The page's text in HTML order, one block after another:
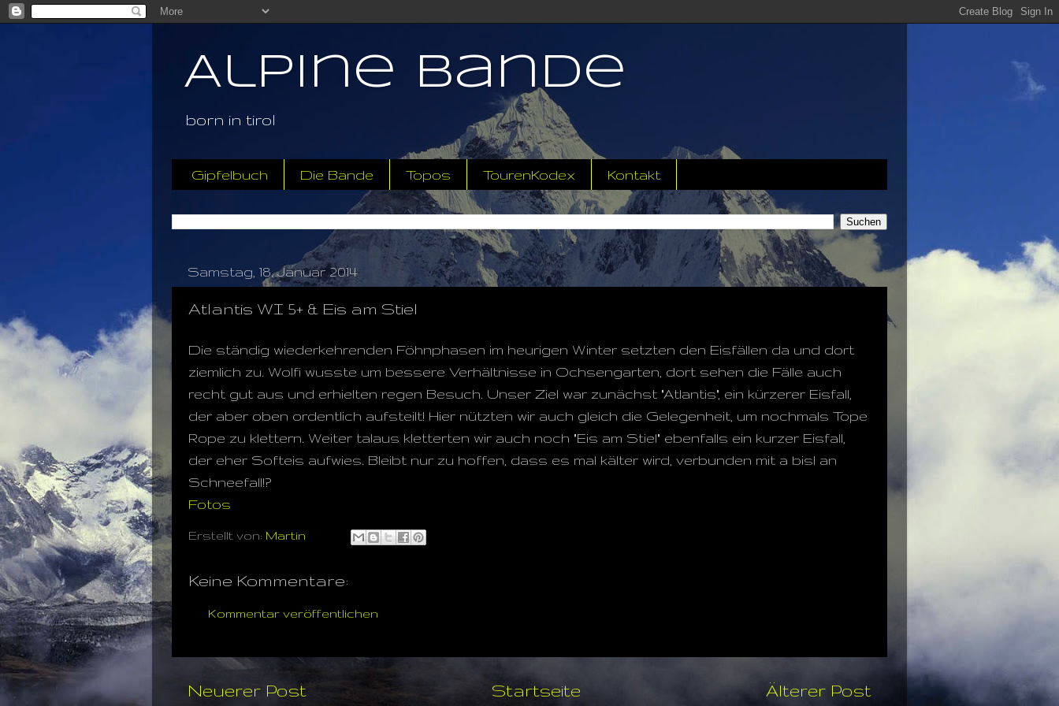
Alpine Bande
born in tirol
Gipfelbuch Die Bande Topos TourenKodex Kontakt
Samstag, 18. Januar 2014
Atlantis WI 5+ & Eis am Stiel
Die ständig wiederkehrenden Föhnphasen im heurigen Winter setzten den Eisfällen da und dort
ziemlich zu. Wolfi wusste um bessere Verhältnisse in Ochsengarten, dort sehen die Fälle auch
recht gut aus und erhielten regen Besuch. Unser Ziel war zunächst "Atlantis", ein kürzerer Eisfall,
der aber oben ordentlich aufsteilt! Hier nützten wir auch gleich die Gelegenheit, um nochmals Tope
Rope zu klettern. Weiter talaus kletterten wir auch noch "Eis am Stiel" ebenfalls ein kurzer Eisfall,
der eher Softeis aufwies. Bleibt nur zu hoffen, dass es mal kälter wird, verbunden mit a bisl an
Schneefall!?
Fotos
Erstellt von: Martin
Keine Kommentare:
Kommentar veröffentlichen
Neuerer Post Älterer Post
Startseite